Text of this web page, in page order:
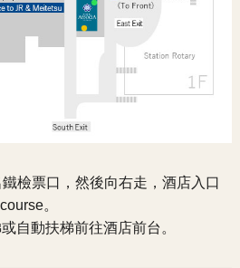
檢票口，然後向右走，酒店入口
。
自動扶梯前往酒店前台。